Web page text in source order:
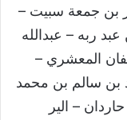
بن جمعة سبيت –
ربه – عبدالله
المعشري –
بن سالم بن محمد
– الير